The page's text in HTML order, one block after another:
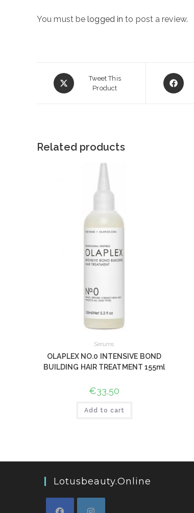
You must belogged in to post a review.
Opens
in
Tweet This
Product
Opens
in
Related products
Serums
OLAPLEX NO.0 INTENSIVE BOND
BUILDING HAIR TREATMENT 155ml
€33,50
Add to cart
Lotusbeauty.online